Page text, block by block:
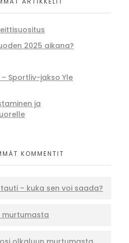
2025 aikana?
Sportliv-jakso Yle
ja
KOMMENTIT
– kuka sen voi saada?
murtumasta